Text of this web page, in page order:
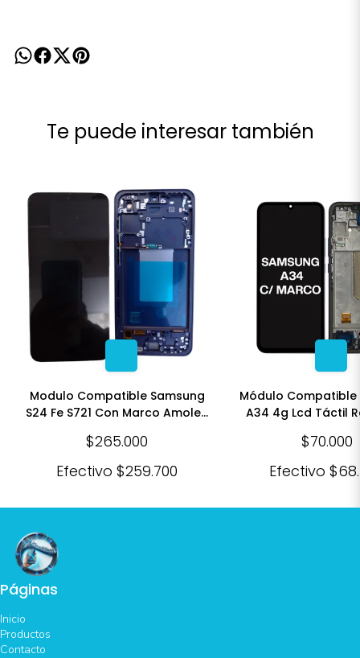
Te puede interesar también
Modulo Compatible Samsung
S24 Fe S721 Con Marco Amoled
$265.000
Efectivo$259.700
Módulo Compatible
A34 4g Lcd Táctil
$70.000
Efectivo
Páginas
Inicio
Productos
Contacto